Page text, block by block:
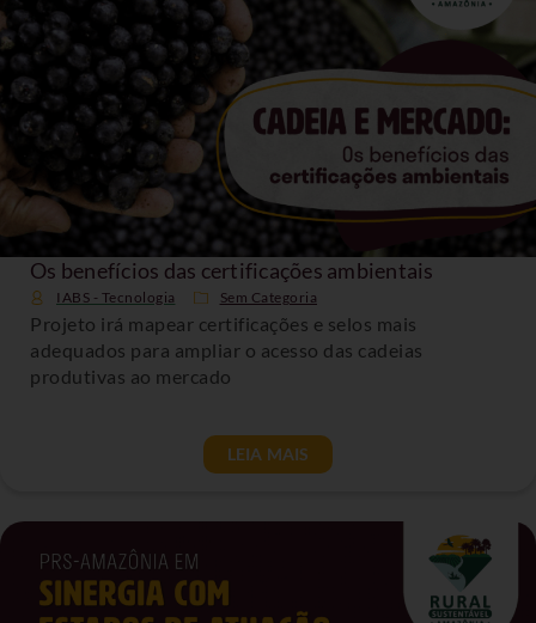
Os benefícios das certificações ambientais
IABS - Tecnologia Sem Categoria
Projeto irá mapear certificações e selos mais
adequados para ampliar o acesso das cadeias
produtivas ao mercado
LEIA MAIS